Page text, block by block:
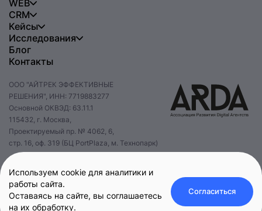
WEB
CRM
Кейсы
Исследования
Блог
Контакты
ООО "АЙТРЕК ЭФФЕКТИВНЫЕ
РЕШЕНИЯ", ИНН: 7719883277
Основной ОКВЭД: 63.11.1
115432, г. Москва,
Проектируемый пр. № 4062, 6,
стр. 16, оф. 319 (БЦ PortPlaza, м. Технопарк)
Используем cookie для аналитики и
работы сайта.
Оставаясь на сайте, вы соглашаетесь
на их обработку.
Согласиться